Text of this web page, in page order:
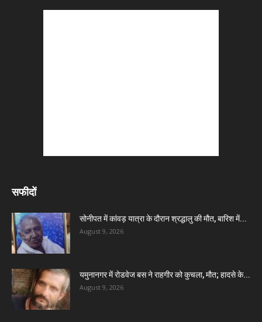
सफीदों
सोनीपत में कांवड़ यात्रा के दौरान श्रद्धालु की मौत, बारिश में...
August 9, 2026
यमुनानगर में रोडवेज बस ने राहगीर को कुचला, मौत; हादसे के...
August 9, 2026